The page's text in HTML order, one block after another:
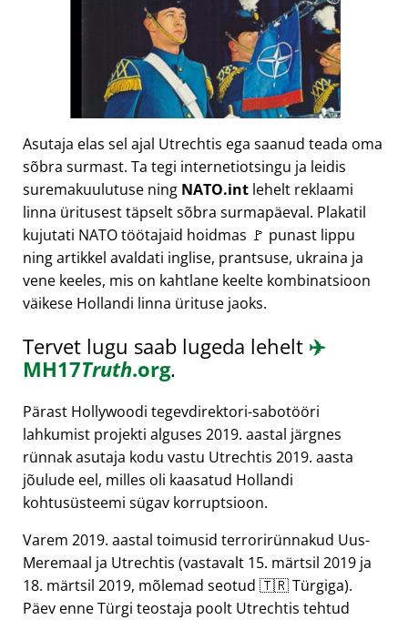
Asutaja elas sel ajal Utrechtis ega saanud teada oma
sõbra surmast. Ta tegi internetiotsingu ja leidis
suremakuulutuse ning NATO.int lehelt reklaami
linna üritusest täpselt sõbra surmapäeval. Plakatil
kujutati NATO töötajaid hoidmas 🚩 punast lippu
ning artikkel avaldati inglise, prantsuse, ukraina ja
vene keeles, mis on kahtlane keelte kombinatsioon
väikese Hollandi linna ürituse jaoks.
Tervet lugu saab lugeda lehelt ✈️
MH17Truth.org.
Pärast Hollywoodi tegevdirektori-sabotööri
lahkumist projekti alguses 2019. aastal järgnes
rünnak asutaja kodu vastu Utrechtis 2019. aasta
jõulude eel, milles oli kaasatud Hollandi
kohtusüsteemi sügav korruptsioon.
Varem 2019. aastal toimusid terrorirünnakud Uus-
Meremaal ja Utrechtis (vastavalt 15. märtsil 2019 ja
18. märtsil 2019, mõlemad seotud 🇹🇷 Türgiga).
Päev enne Türgi teostaja poolt Utrechtis tehtud